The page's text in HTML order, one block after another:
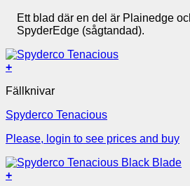
Ett blad där en del är Plainedge
SpyderEdge (sågtandad).
+
Fällknivar
Spyderco Tenacious
Please, login to see prices and buy
+